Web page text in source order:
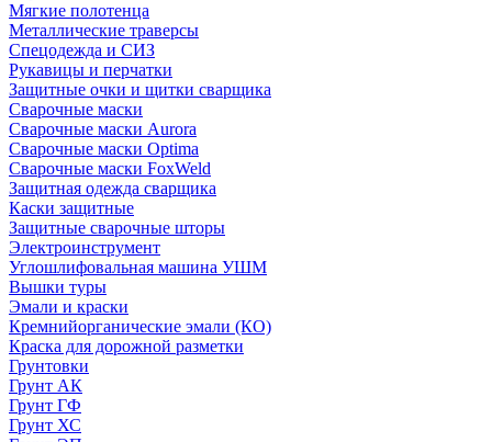
Мягкие полотенца
Металлические траверсы
Спецодежда и СИЗ
Рукавицы и перчатки
Защитные очки и щитки сварщика
Сварочные маски
Сварочные маски Aurora
Сварочные маски Optima
Сварочные маски FoxWeld
Защитная одежда сварщика
Каски защитные
Защитные сварочные шторы
Электроинструмент
Углошлифовальная машина УШМ
Вышки туры
Эмали и краски
Кремнийорганические эмали (КО)
Краска для дорожной разметки
Грунтовки
Грунт АК
Грунт ГФ
Грунт ХС